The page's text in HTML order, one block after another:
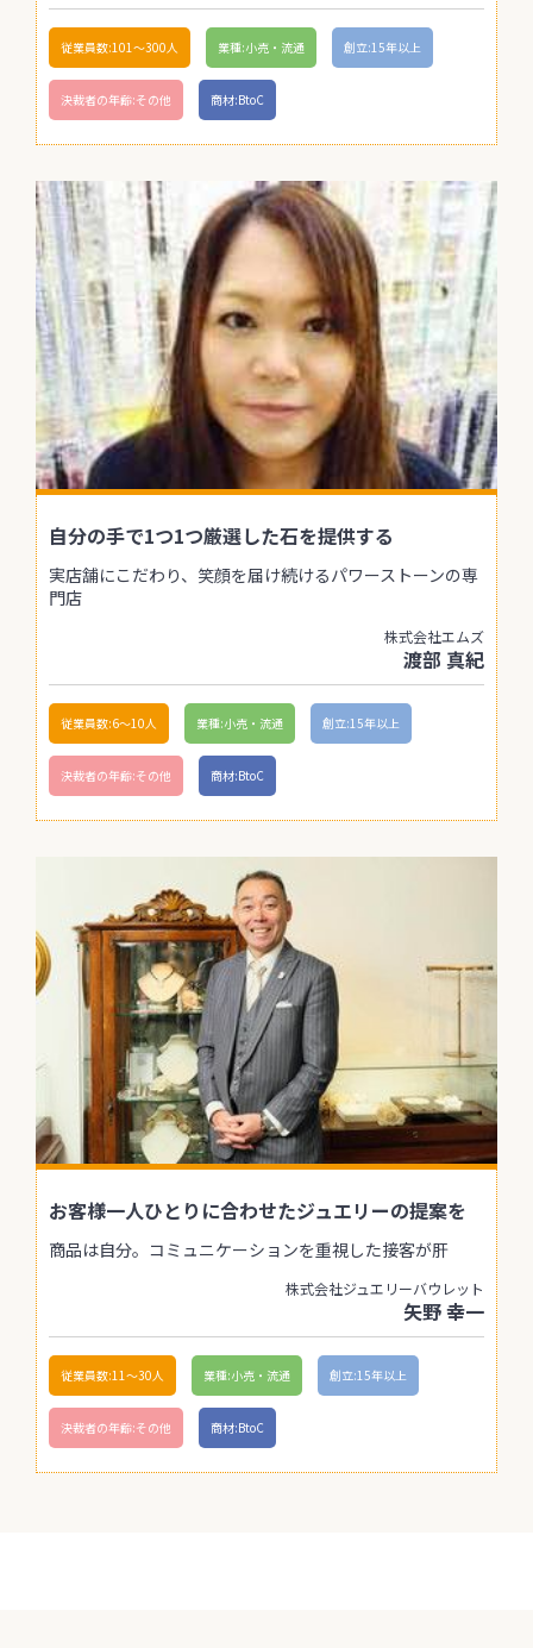
従業員数:101〜300人 業種:小売・流通 創立:15年以上
決裁者の年齢:その他 商材:BtoC
自分の手で1つ1つ厳選した石を提供する
実店舗にこだわり、笑顔を届け続けるパワーストーンの専
門店
株式会社エムズ
渡部 真紀
従業員数:6～10人 業種:小売・流通 創立:15年以上
決裁者の年齢:その他 商材:BtoC
お客様一人ひとりに合わせたジュエリーの提案を
商品は自分。コミュニケーションを重視した接客が肝
株式会社ジュエリーバウレット
矢野 幸一
従業員数:11〜30人 業種:小売・流通 創立:15年以上
決裁者の年齢:その他 商材:BtoC